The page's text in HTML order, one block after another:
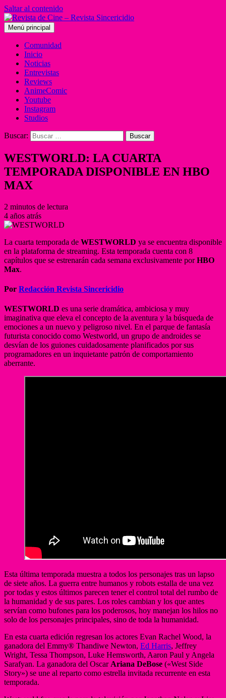
Saltar al contenido
Menú principal
Comunidad
Inicio
Noticias
Entrevistas
Reviews
AnimeComic
Youtube
Instagram
Studios
Buscar:
WESTWORLD: LA CUARTA
TEMPORADA DISPONIBLE EN HBO
MAX
2 minutos de lectura
4 años atrás
La cuarta temporada de WESTWORLD ya se encuentra disponible
en la plataforma de streaming. Esta temporada cuenta con 8
capítulos que se estrenarán cada semana exclusivamente porHBO
Max.
Por Redacción Revista Sincericidio
WESTWORLD es una serie dramática, ambiciosa y muy
imaginativa que eleva el concepto de la aventura y la búsqueda de
emociones a un nuevo y peligroso nivel. En el parque de fantasía
futurista conocido como Westworld, un grupo de androides se
desvían de los guiones cuidadosamente planificados por sus
programadores en un inquietante patrón de comportamiento
aberrante.
Esta última temporada muestra a todos los personajes tras un lapso
de siete años. La guerra entre humanos y robots estalla de una vez
por todas y estos últimos parecen tener el control total del rumbo de
la humanidad y de sus pares. Los roles cambian y los que antes
servían como bufones para los poderosos, hoy manejan los hilos no
solo de los personajes principales, sino de toda la humanidad.
En esta cuarta edición regresan los actores Evan Rachel Wood, la
ganadora del Emmy® Thandiwe Newton, Ed Harris, Jeffrey
Wright, Tessa Thompson, Luke Hemsworth, Aaron Paul y Angela
Sarafyan. La ganadora del Oscar Ariana DeBose («West Side
Story») se une al reparto como estrella invitada recurrente en esta
temporada.